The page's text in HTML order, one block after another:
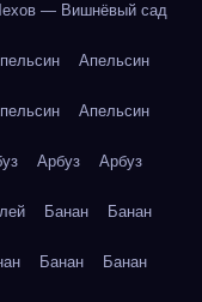
— Вишнёвый сад
Апельсин
Апельсин
Арбуз Арбуз
Банан Банан
Банан Банан